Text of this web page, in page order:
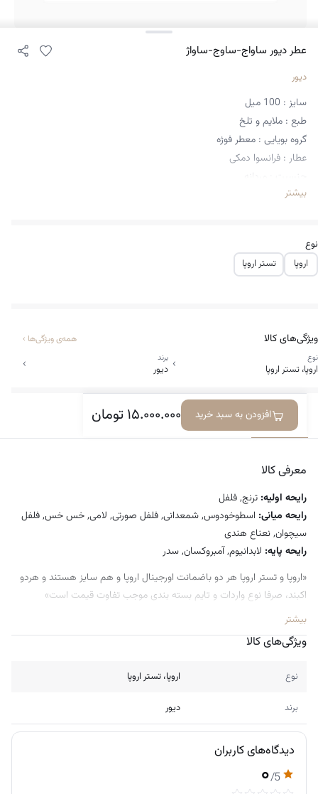
عطر دیور ساواج-ساوج-ساواژ
دیور
سایز : 100 میل
طبع : ملایم و تلخ
گروه بویایی : معطر فوژه
عطار : فرانسوا دمکی
جنسیت : مردانه
فصل : تمام فصول
بیشتر
نوع
اروپا
تستر اروپا
ویژگی‌های کالا همه‌ی ویژگی‌ها ›
نوع
اروپا، تستر اروپا › برند
دیور ›
۱۵.۰۰۰.۰۰۰تومان افزودن به سبد خریدمعرفی کالا ویژگی‌ها دیدگاه‌ها
معرفی کالا
رایحه اولیه: ترنج, فلفل
رایحه میانی: اسطوخودوس, شمعدانی, فلفل صورتی, لامی, خس خس, فلفل
سیچوان, نعناع هندی
رایحه پایه: لابدانیوم, آمبروکسان, سدر
«اروپا و تستر اروپا هر دو‌ باضمانت اورجینال اروپا و هم سایز هستند و هردو
اکبند، صرفا نوع واردات و تایم بسته بندی موجب تفاوت قیمت است»
بیشتر
ویژگی‌های کالا
نوع اروپا، تستر اروپا
برند دیور
دیدگاه‌های کاربران
۰/5